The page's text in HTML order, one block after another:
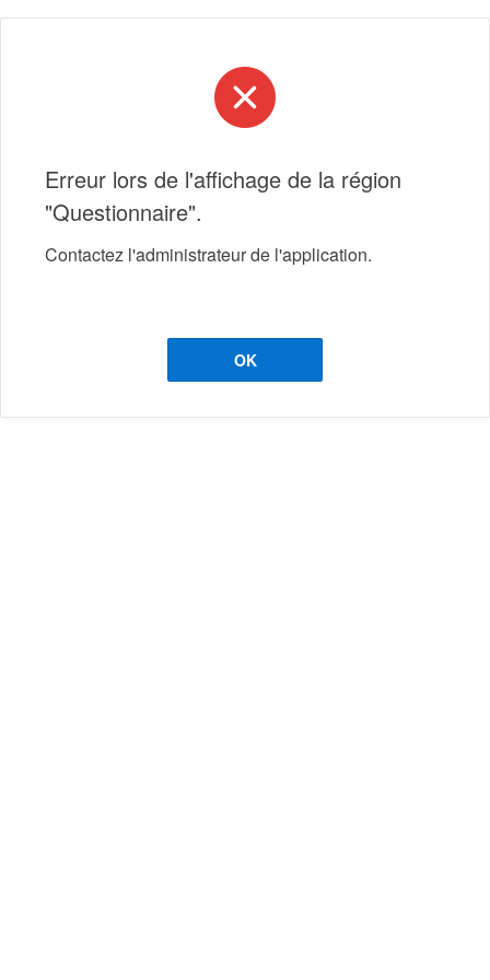
Erreur lors de l'affichage de la région
"Questionnaire".
Contactez l'administrateur de l'application.
OK